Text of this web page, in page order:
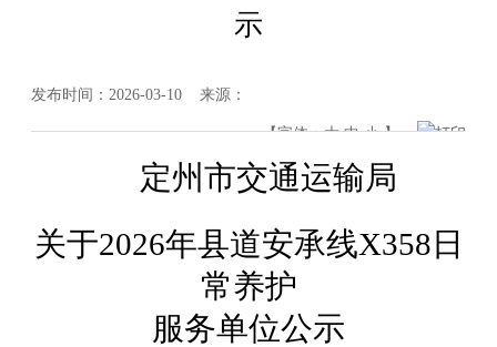
示
发布时间：2026-03-10 来源：
【字体：大 中 小】 打印
定州市交通运输局
关于2026年县道安承线X358日
常养护
服务单位公示